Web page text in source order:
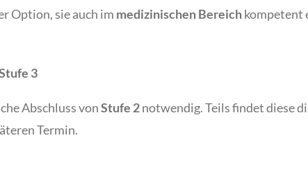
Option, sie auch im medizinischen Bereichkompetent
3
Abschluss vonStufe 2notwendig. Teils findet diese
Termin.